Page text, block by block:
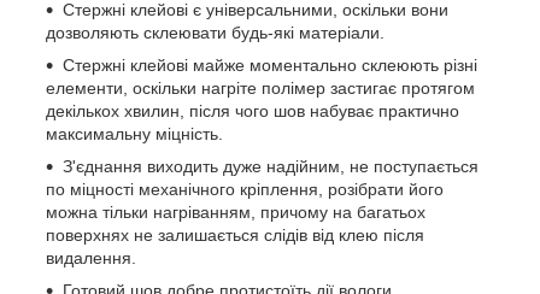
Стержні клейові є універсальними, оскільки вони
дозволяють склеювати будь-які матеріали.
Стержні клейові майже моментально склеюють різні
елементи, оскільки нагріте полімер застигає протягом
декількох хвилин, після чого шов набуває практично
максимальну міцність.
З'єднання виходить дуже надійним, не поступається
по міцності механічного кріплення, розібрати його
можна тільки нагріванням, причому на багатьох
поверхнях не залишається слідів від клею після
видалення.
Готовий шов добре протистоїть дії вологи.